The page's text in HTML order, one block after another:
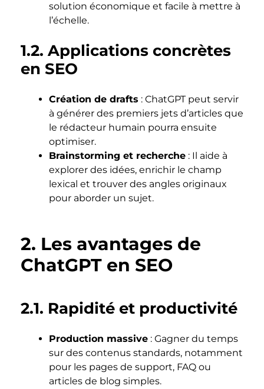
solution économique et facile à mettre à
l’échelle.
1.2. Applications concrètes
en SEO
Création de drafts : ChatGPT peut servir
à générer des premiers jets d’articles que
le rédacteur humain pourra ensuite
optimiser.
Brainstorming et recherche : Il aide à
explorer des idées, enrichir le champ
lexical et trouver des angles originaux
pour aborder un sujet.
2. Les avantages de
ChatGPT en SEO
2.1. Rapidité et productivité
Production massive : Gagner du temps
sur des contenus standards, notamment
pour les pages de support, FAQ ou
articles de blog simples.